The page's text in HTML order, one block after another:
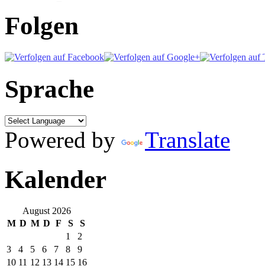
Folgen
Sprache
Powered by Translate
Kalender
August 2026
M D M D F S
S
1
2
3
4 5 6 7 8
9
10 11 12 13 14 15 16